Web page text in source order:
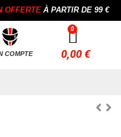
OFFERTEÀ PARTIR DE 99 €
COMPTE 0,00 €